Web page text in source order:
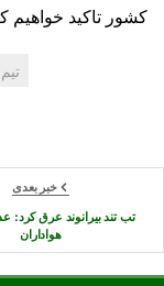
کشور تاکید خواهیم
خبر بعدی
تب تند بیرانوند عرق کرد:
هواداران